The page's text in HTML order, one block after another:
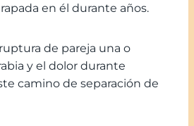
en él durante años.
de pareja una o
y el dolor durante
camino de separación de